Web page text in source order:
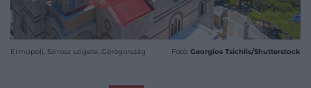
Ermúpoli, Szírosz szigete, Görögország Fotó: Georgios Tsichlis/Shutterstock